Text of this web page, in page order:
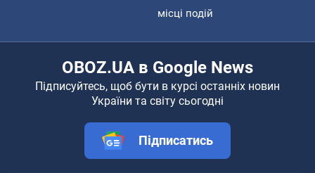
місці подій
OBOZ.UA в Google News
Підписуйтесь, щоб бути в курсі останніх новин
України та світу сьогодні
Підписатись